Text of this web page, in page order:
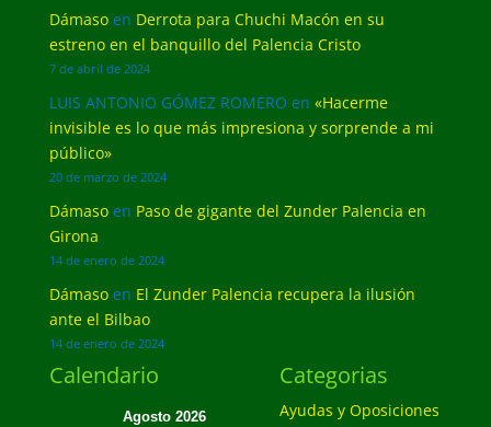
Dámasoen Derrota para Chuchi Macón en su
estreno en el banquillo del Palencia Cristo
7 de abril de 2024
LUIS ANTONIO GÓMEZ ROMERO en «Hacerme
invisible es lo que más impresiona y sorprende a mi
público»
20 de marzo de 2024
Dámasoen Paso de gigante del Zunder Palencia en
Girona
14 de enero de 2024
Dámasoen El Zunder Palencia recupera la ilusión
ante el Bilbao
14 de enero de 2024
Calendario
Agosto 2026
Categorias
Ayudas y Oposiciones